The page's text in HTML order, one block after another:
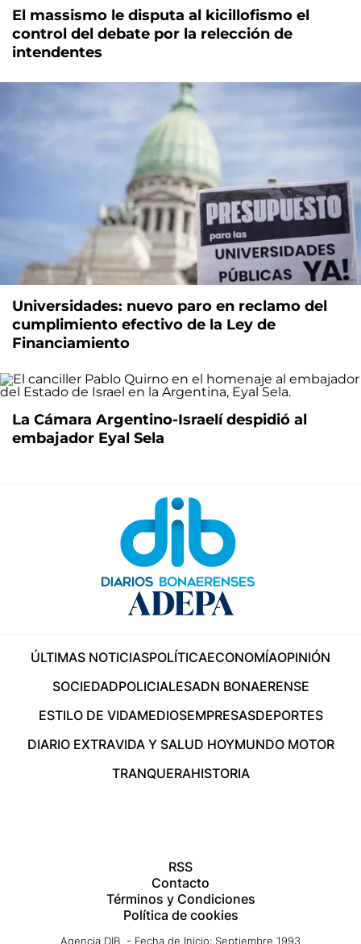
El massismo le disputa al kicillofismo el
control del debate por la relección de
intendentes
Universidades: nuevo paro en reclamo del
cumplimiento efectivo de la Ley de
Financiamiento
La Cámara Argentino-Israelí despidió al
embajador Eyal Sela
ÚLTIMAS NOTICIASPOLÍTICAECONOMÍAOPINIÓN
SOCIEDADPOLICIALESADN BONAERENSE
ESTILO DE VIDAMEDIOSEMPRESASDEPORTES
DIARIO EXTRAVIDA Y SALUD HOYMUNDO MOTOR
TRANQUERAHISTORIA
RSS
Contacto
Términos y Condiciones
Política de cookies
Agencia DIB - Fecha de Inicio: Septiembre 1993